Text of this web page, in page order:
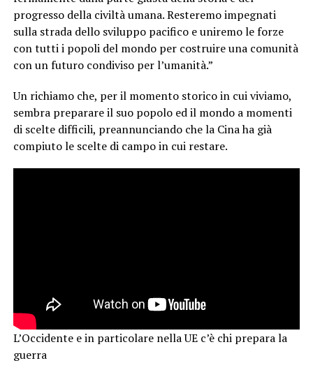
progresso della civiltà umana. Resteremo impegnati
sulla strada dello sviluppo pacifico e uniremo le forze
con tutti i popoli del mondo per costruire una comunità
con un futuro condiviso per l’umanità.”
Un richiamo che, per il momento storico in cui viviamo,
sembra preparare il suo popolo ed il mondo a momenti
di scelte difficili, preannunciando che la Cina ha già
compiuto le scelte di campo in cui restare.
L’Occidente e in particolare nella UE c’è chi prepara la
guerra